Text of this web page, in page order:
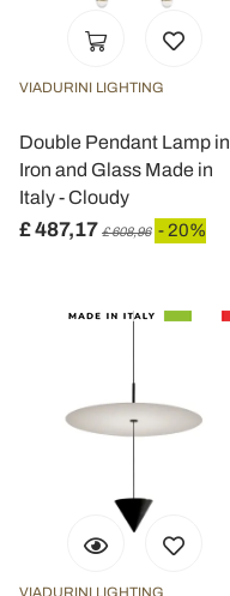
VIADURINI LIGHTING
Double Pendant Lamp in
Iron and Glass Made in
Italy - Cloudy
£ 487,17 £ 608,96 - 20%
VIADURINI LIGHTING